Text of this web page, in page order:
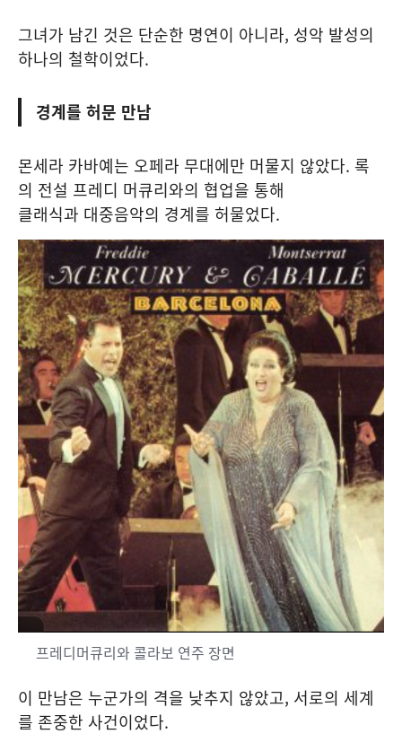
그녀가 남긴 것은 단순한 명연이 아니라, 성악 발성의
하나의 철학이었다.
경계를 허문 만남
몬세라 카바예는 오페라 무대에만 머물지 않았다. 록
의 전설 프레디 머큐리와의 협업을 통해
클래식과 대중음악의 경계를 허물었다.
프레디머큐리와 콜라보 연주 장면
이 만남은 누군가의 격을 낮추지 않았고, 서로의 세계
를 존중한 사건이었다.